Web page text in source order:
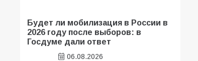
Будет ли мобилизация в России в
2026 году после выборов: в
Госдуме дали ответ
06.08.2026